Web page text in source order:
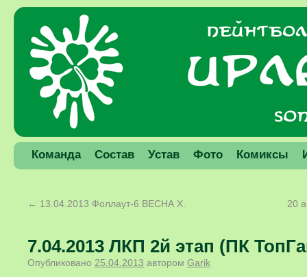
Команда Состав Устав Фото Комиксы
← 13.04.2013 Фоллаут-6 ВЕСНА X. 20
7.04.2013 ЛКП 2й этап (ПК
Опубликовано 25.04.2013 автором Garik